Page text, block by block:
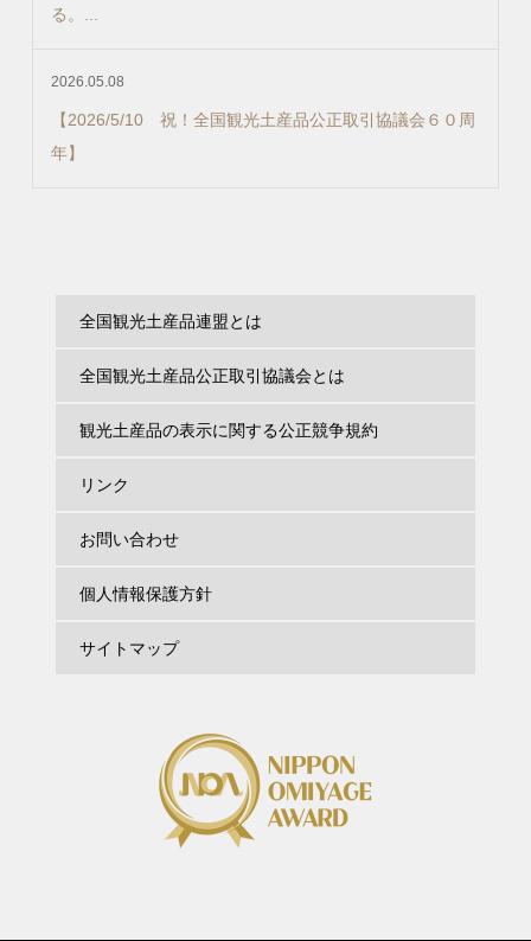
る。...
2026.05.08
【2026/5/10 祝！全国観光土産品公正取引協議会６０周
年】
全国観光土産品連盟とは
全国観光土産品公正取引協議会とは
観光土産品の表示に関する公正競争規約
リンク
お問い合わせ
個人情報保護方針
サイトマップ